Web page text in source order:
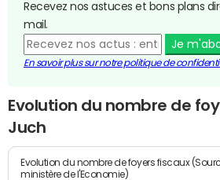
Recevez nos astuces et bons plans
mail.
Je
En savoir plus sur notre politique de
Evolution du nombre de
Juch
Evolution du nombre de foyers fiscaux
ministère de l'Economie)